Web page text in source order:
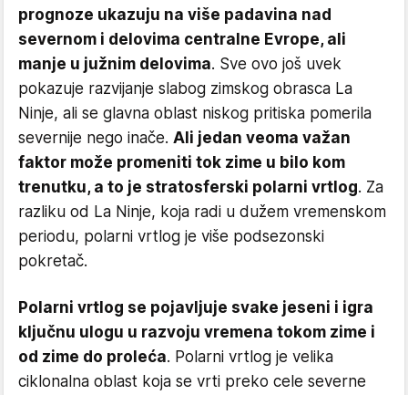
prognoze ukazuju na više padavina nad
severnom i delovima centralne Evrope, ali
manje u južnim delovima. Sve ovo još uvek
pokazuje razvijanje slabog zimskog obrasca La
Ninje, ali se glavna oblast niskog pritiska pomerila
severnije nego inače. Ali jedan veoma važan
faktor može promeniti tok zime u bilo kom
trenutku, a to je stratosferski polarni vrtlog. Za
razliku od La Ninje, koja radi u dužem vremenskom
periodu, polarni vrtlog je više podsezonski
pokretač.
Polarni vrtlog se pojavljuje svake jeseni i igra
ključnu ulogu u razvoju vremena tokom zime i
od zime do proleća. Polarni vrtlog je velika
ciklonalna oblast koja se vrti preko cele severne